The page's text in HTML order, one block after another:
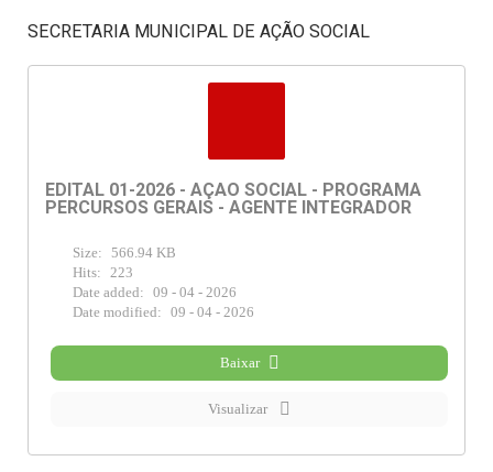
SECRETARIA MUNICIPAL DE AÇÃO SOCIAL
EDITAL 01-2026 - AÇÃO SOCIAL - PROGRAMA
PERCURSOS GERAIS - AGENTE INTEGRADOR
Size: 566.94 KB
Hits: 223
Date added: 09 - 04 - 2026
Date modified: 09 - 04 - 2026
Baixar
Visualizar